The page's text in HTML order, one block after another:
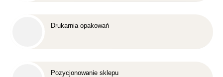
Drukarnia opakowań
Pozycjonowanie sklepu